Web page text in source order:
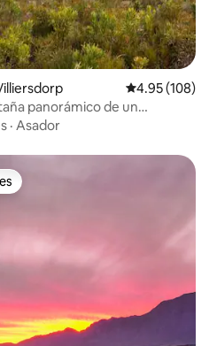
Calificación
4.95 (108)
panorámico de un
· Asador
huéspedes